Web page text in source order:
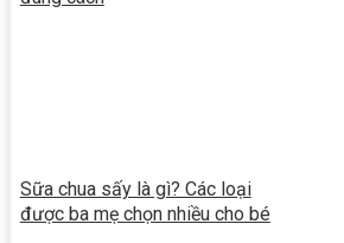
Sữa chua sấy là gì? Các loại
được ba mẹ chọn nhiều cho bé